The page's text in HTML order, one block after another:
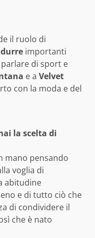
il ruolo di
importanti
di sport e
e a Velvet
con la moda e del
la scelta di
mano pensando
voglia di
abitudine
e di tutto ciò che
di condividere il
che è nato